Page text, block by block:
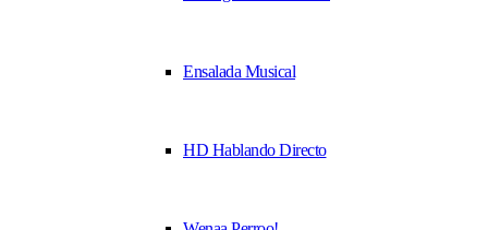
Ensalada Musical
HD Hablando Directo